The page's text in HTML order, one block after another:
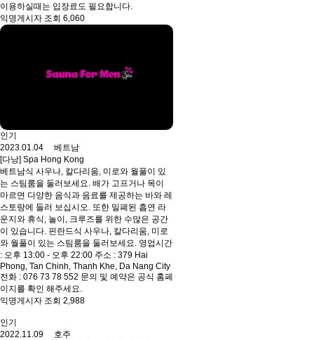
이용하실때는 입장료도 필요합니다.
익명게시자 조회 6,060
인기
2023.01.04 베트남
[다낭] Spa Hong Kong
베트남식 사우나, 칼다리움, 미로와 월풀이 있
는 스팀룸을 둘러보세요. 배가 고프거나 목이
마르면 다양한 음식과 음료를 제공하는 바와 레
스토랑에 들러 보십시오. 또한 밀폐된 흡연 라
운지와 휴식, 놀이, 크루즈를 위한 수많은 공간
이 있습니다. 핀란드식 사우나, 칼다리움, 미로
와 월풀이 있는 스팀룸을 둘러보세요. 영업시간
: 오후 13:00 - 오후 22:00 주소 : 379 Hai
Phong, Tan Chinh, Thanh Khe, Da Nang City
전화 : 076 73 78 552 문의 및 예약은 공식 홈페
이지를 확인 해주세요.
익명게시자 조회 2,988
인기
2022.11.09 호주